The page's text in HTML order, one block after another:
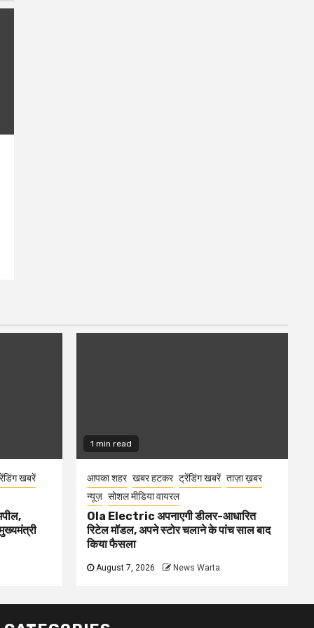
खबरें
1 min read
आपका शहर खबर हटकर ट्रेंडिंग खबरें ताज़ा ख़बर
न्यूज़ सोशल मीडिया वायरल
Ola Electric अपनाएगी डीलर-आधारित
रिटेल मॉडल, अपने स्टोर चलाने के पांच साल बाद
किया फैसला
August 7, 2026 News Warta